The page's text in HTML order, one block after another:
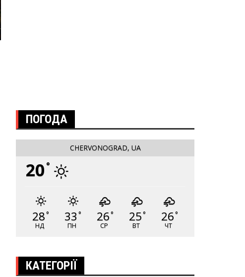
ПОГОДА
CHERVONOGRAD, UA
20 °
28°
НД
33 °
ПН
26°
СР
25°
ВТ
26°
ЧТ
КАТЕГОРІЇ